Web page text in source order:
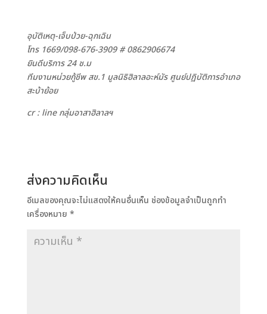
อุบัติเหตุ-เจ็บป่วย-ฉุกเฉิน
โทร 1669/098-676-3909# 0862906674
ยินดีบริการ 24 ช.ม
ทีมงานหน่วยกู้ชีพ สข.1 มูลนิธิฮิลาลอะห์มัร ศูนย์ปฏิบัติการอำเภอ
สะบ้าย้อย
cr : line กลุ่มอาสาฮิลาลฯ
ส่งความคิดเห็น
อีเมลของคุณจะไม่แสดงให้คนอื่นเห็น ช่องข้อมูลจำเป็นถูกทำ
เครื่องหมาย *